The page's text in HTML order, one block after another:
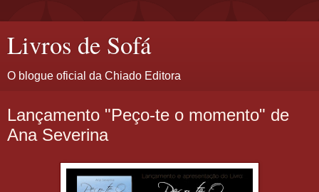
Livros de Sofá
O blogue oficial da Chiado Editora
Lançamento "Peço-te o momento" de
Ana Severina